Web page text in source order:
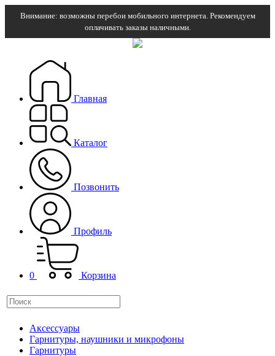
Внимание: возможны перебои мобильного интернета. Рекомендуем
оплачивать заказы наличными.
Главная
Каталог
Позвонить
Профиль
0 Корзина
Аксессуары
Гарнитуры, наушники и микрофоны
Гарнитуры